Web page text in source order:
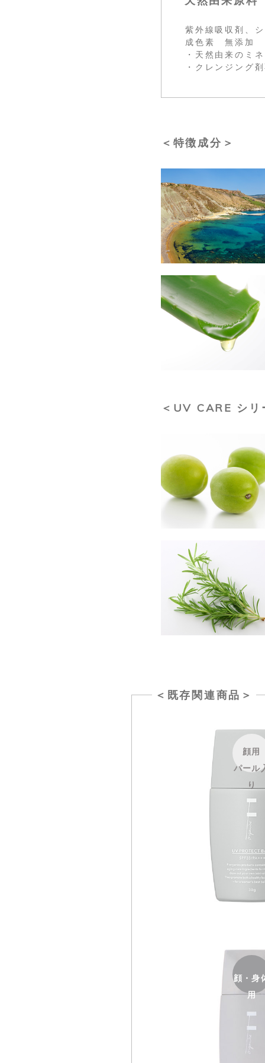
紫外線吸収剤、
成色素 無添加
・天然由来のミ
・クレンジング
＜特徴成分＞
＜UV CARE シリ
＜既存関連商品＞
顔用
パール
り
顔・身
用